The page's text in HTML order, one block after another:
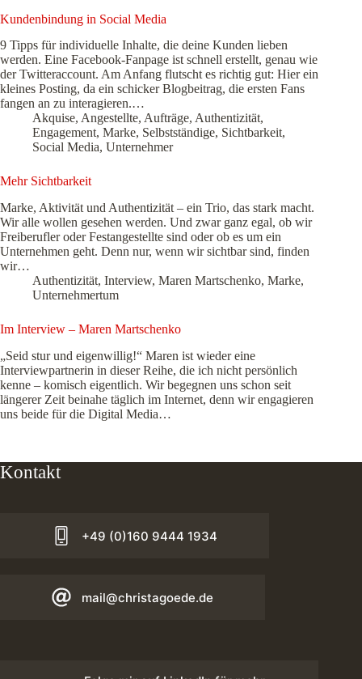
Kundenbindung in Social Media
9 Tipps für individuelle Inhalte, die deine Kunden lieben
werden. Eine Facebook-Fanpage ist schnell erstellt, genau wie
der Twitteraccount. Am Anfang flutscht es richtig gut: Hier ein
kleines Posting, da ein schicker Blogbeitrag, die ersten Fans
fangen an zu interagieren.…
Akquise, Angestellte, Aufträge, Authentizität,
Engagement, Marke, Selbstständige, Sichtbarkeit,
Social Media, Unternehmer
Mehr Sichtbarkeit
Marke, Aktivität und Authentizität – ein Trio, das stark macht.
Wir alle wollen gesehen werden. Und zwar ganz egal, ob wir
Freiberufler oder Festangestellte sind oder ob es um ein
Unternehmen geht. Denn nur, wenn wir sichtbar sind, finden
wir…
Authentizität, Interview, Maren Martschenko, Marke,
Unternehmertum
Im Interview – Maren Martschenko
„Seid stur und eigenwillig!“ Maren ist wieder eine
Interviewpartnerin in dieser Reihe, die ich nicht persönlich
kenne – komisch eigentlich. Wir begegnen uns schon seit
längerer Zeit beinahe täglich im Internet, denn wir engagieren
uns beide für die Digital Media…
Kontakt
+49 (0)160 9444 1934
mail@christagoede.de